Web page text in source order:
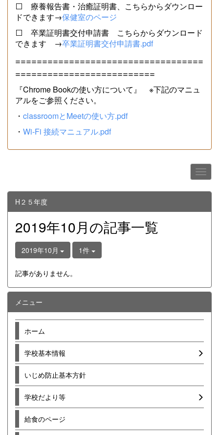
⬜ 療養報告書・治癒証明書、こちらからダウンロー
ドできます→保健室のページ
⬜ 卒業証明書交付申請書 こちらからダウンロード
できます →卒業証明書交付申請書.pdf
===================================
==========================
『Chrome Bookの使い方について』 ※下記のマニュ
アルをご参照ください。
・ classroomとMeetの使い方.pdf
・ Wi-Fi 接続マニュアル.pdf
H２５年度
2019年10月の記事一覧
2019年10月 1件
記事がありません。
メニュー
ホーム
学校基本情報
いじめ防止基本方針
学校だより等
給食のページ